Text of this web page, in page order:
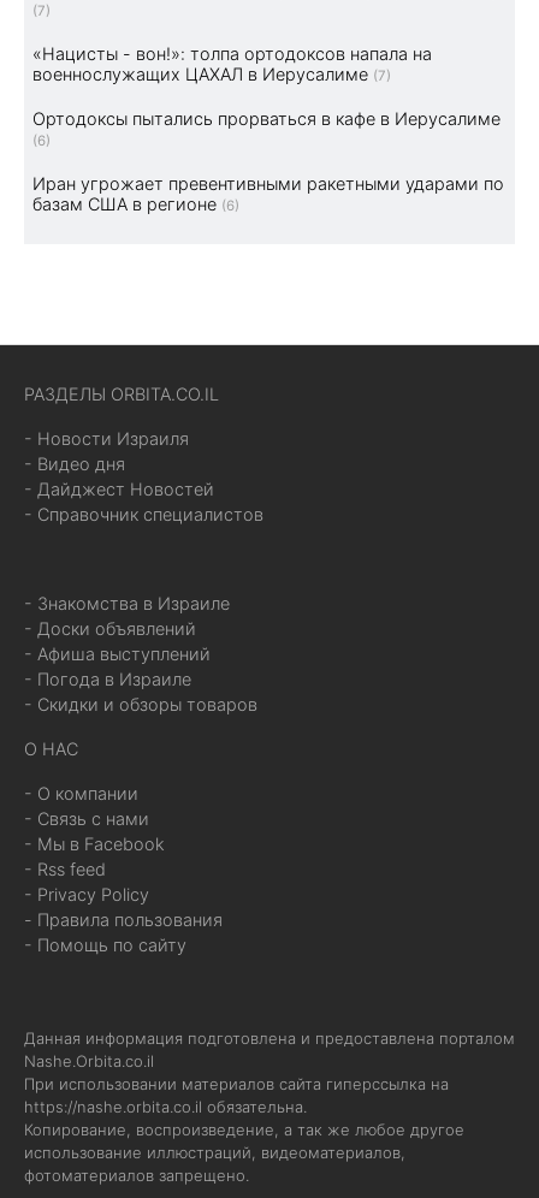
(7)
«Нацисты - вон!»: толпа ортодоксов напала на
военнослужащих ЦАХАЛ в Иерусалиме (7)
Ортодоксы пытались прорваться в кафе в Иерусалиме
(6)
Иран угрожает превентивными ракетными ударами по
базам США в регионе (6)
РАЗДЕЛЫ ORBITA.CO.IL
- Новости Израиля
- Видео дня
- Дайджест Новостей
- Справочник специалистов
- Знакомства в Израиле
- Доски объявлений
- Афиша выступлений
- Погода в Израиле
- Скидки и обзоры товаров
О НАС
- О компании
- Связь с нами
- Мы в Facebook
- Rss feed
- Privacy Policy
- Правила пользования
- Помощь по сайту
Данная информация подготовлена и предоставлена порталом
Nashe.Orbita.co.il
При использовании материалов сайта гиперссылка на
https://nashe.orbita.co.il обязательна.
Копирование, воспроизведение, а так же любое другое
использование иллюстраций, видеоматериалов,
фотоматериалов запрещено.